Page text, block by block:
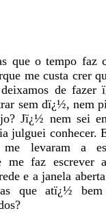
que o tempo faz
me custa crer
de
sem dï¿½, nem
Jï¿½ nem sei
julguei conhecer.
me levaram a
faz escrever
e a janela
que atï¿½